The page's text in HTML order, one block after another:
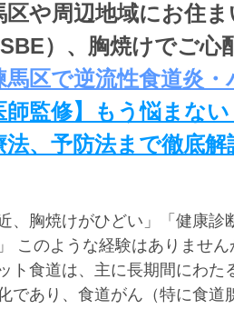
区や周辺地域にお住
）、胸焼けでご心
馬区で逆流性食道炎
師監修】もう悩まな
法、予防法まで徹底解
近、胸焼けがひどい」「健康
このような経験はありません
ト食道は、主に長期間にわた
であり、食道がん（特に食道